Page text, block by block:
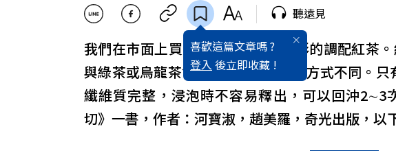
喜歡這篇文章嗎 ?
登入 後立即收藏 !
聽遠見
我們在市面上買到的紅茶多是碎葉形的調配紅茶
與綠茶或烏龍茶會回沖2∼3次的飲用方式不同。
纖維質完整，浸泡時不容易釋出，可以回沖2∼3
切》一書，作者：河寶淑，趙美羅，奇光出版，以